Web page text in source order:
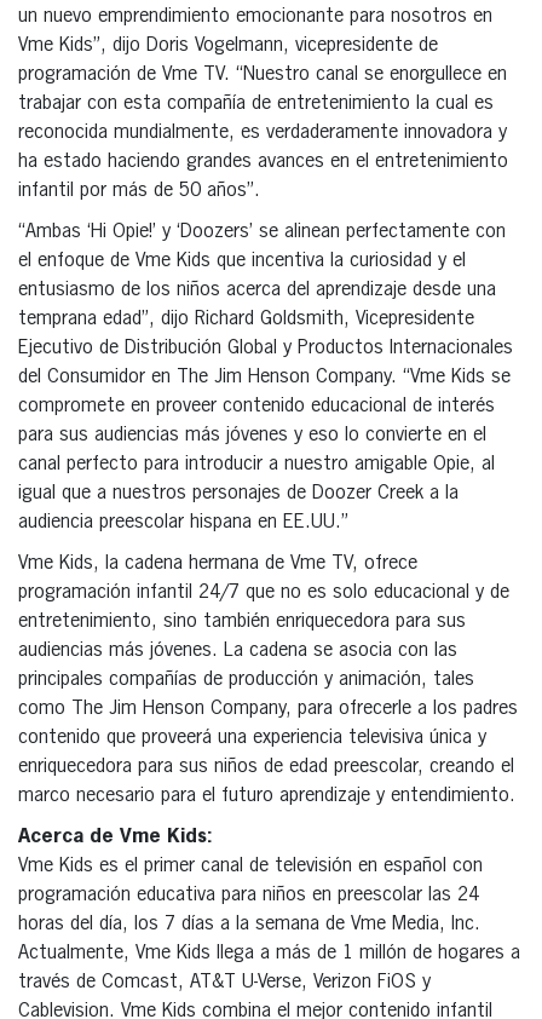
un nuevo emprendimiento emocionante para nosotros en
Vme Kids”, dijo Doris Vogelmann, vicepresidente de
programación de Vme TV. “Nuestro canal se enorgullece en
trabajar con esta compañía de entretenimiento la cual es
reconocida mundialmente, es verdaderamente innovadora y
ha estado haciendo grandes avances en el entretenimiento
infantil por más de 50 años”.
“Ambas ‘Hi Opie!’ y ‘Doozers’ se alinean perfectamente con
el enfoque de Vme Kids que incentiva la curiosidad y el
entusiasmo de los niños acerca del aprendizaje desde una
temprana edad”, dijo Richard Goldsmith, Vicepresidente
Ejecutivo de Distribución Global y Productos Internacionales
del Consumidor en The Jim Henson Company. “Vme Kids se
compromete en proveer contenido educacional de interés
para sus audiencias más jóvenes y eso lo convierte en el
canal perfecto para introducir a nuestro amigable Opie, al
igual que a nuestros personajes de Doozer Creek a la
audiencia preescolar hispana en EE.UU.”
Vme Kids, la cadena hermana de Vme TV, ofrece
programación infantil 24/7 que no es solo educacional y de
entretenimiento, sino también enriquecedora para sus
audiencias más jóvenes. La cadena se asocia con las
principales compañías de producción y animación, tales
como The Jim Henson Company, para ofrecerle a los padres
contenido que proveerá una experiencia televisiva única y
enriquecedora para sus niños de edad preescolar, creando el
marco necesario para el futuro aprendizaje y entendimiento.
Acerca de Vme Kids:
Vme Kids es el primer canal de televisión en español con
programación educativa para niños en preescolar las 24
horas del día, los 7 días a la semana de Vme Media, Inc.
Actualmente, Vme Kids llega a más de 1 millón de hogares a
través de Comcast, AT&T U-Verse, Verizon FiOS y
Cablevision. Vme Kids combina el mejor contenido infantil